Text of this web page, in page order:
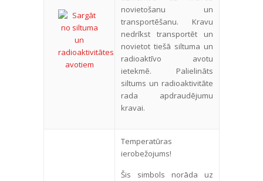
novietošanu un
transportēšanu. Kravu
nedrīkst transportēt un
novietot tiešā siltuma un
radioaktīvo avotu
ietekmē. Palielināts
siltums un radioaktivitāte
rada apdraudējumu
kravai.
Temperatūras
ierobežojums!
Šis simbols norāda uz